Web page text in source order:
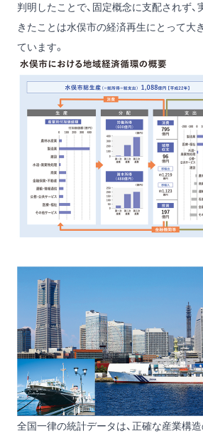
判明したことで、固定概念に支配されず
きたことは水俣市の経済再生にとって大
ています。
全国一律の統計データは、正確な産業構